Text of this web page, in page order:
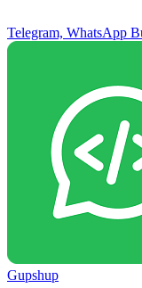
Telegram, WhatsApp
Gupshup